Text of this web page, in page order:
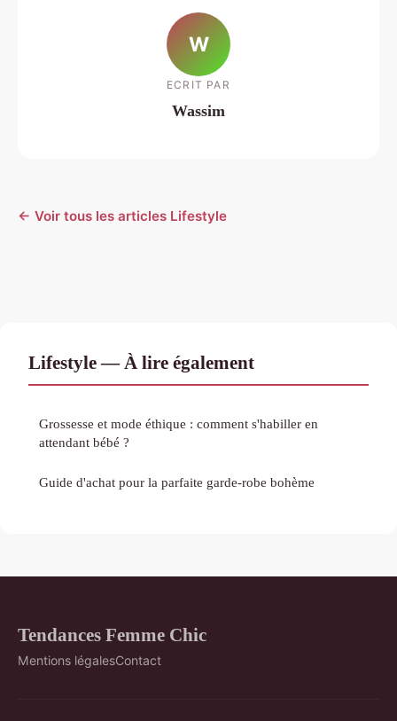
W
ECRIT PAR
Wassim
← Voir tous les articles Lifestyle
Lifestyle — À lire également
Grossesse et mode éthique : comment s'habiller en
attendant bébé ?
Guide d'achat pour la parfaite garde-robe bohème
Tendances Femme Chic
Mentions légalesContact